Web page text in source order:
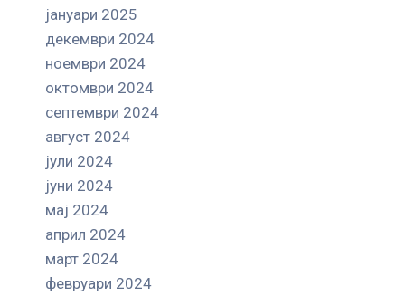
јануари 2025
декември 2024
ноември 2024
октомври 2024
септември 2024
август 2024
јули 2024
јуни 2024
мај 2024
април 2024
март 2024
февруари 2024